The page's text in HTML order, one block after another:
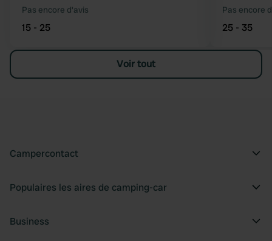
Pas encore d'avis
15 - 25
Pas encore
25 - 35
Voir tout
Campercontact
Populaires les aires de camping-car
Business